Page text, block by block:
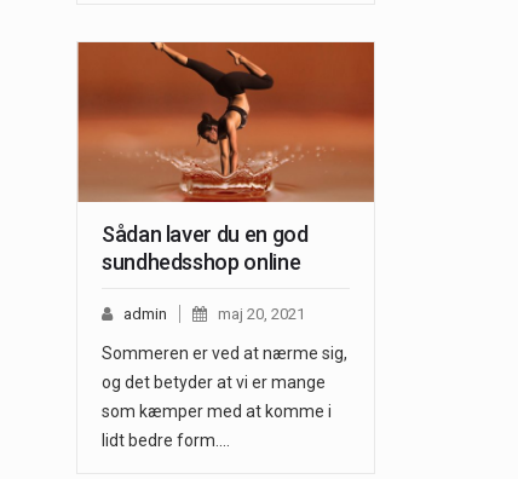
Sådan laver du en god
sundhedsshop online
admin maj 20, 2021
Sommeren er ved at nærme sig,
og det betyder at vi er mange
som kæmper med at komme i
lidt bedre form.…